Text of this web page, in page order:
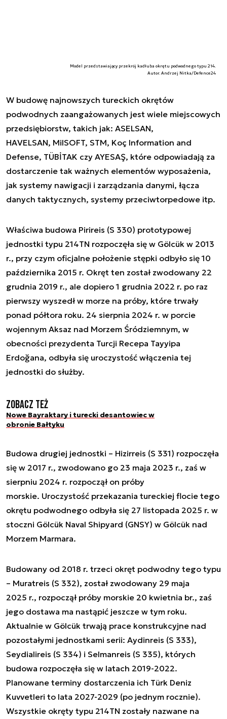
Model przedstawiający przekrój kadłuba okrętu podwodnego typu 214.
Autor. Andrzej Nitka/Defence24
W budowę najnowszych tureckich okrętów
podwodnych zaangażowanych jest wiele miejscowych
przedsiębiorstw, takich jak: ASELSAN,
HAVELSAN, MilSOFT, STM, Koç Information and
Defense, TÜBİTAK czy AYESAŞ, które odpowiadają za
dostarczenie tak ważnych elementów wyposażenia,
jak systemy nawigacji i zarządzania danymi, łącza
danych taktycznych, systemy przeciwtorpedowe itp.
Właściwa budowa Pirireis (S 330) prototypowej
jednostki typu 214TN rozpoczęła się w Gölcük w 2013
r., przy czym oficjalne położenie stępki odbyło się 10
października 2015 r. Okręt ten został zwodowany 22
grudnia 2019 r., ale dopiero 1 grudnia 2022 r. po raz
pierwszy wyszedł w morze na próby, które trwały
ponad półtora roku. 24 sierpnia 2024 r. w porcie
wojennym Aksaz nad Morzem Śródziemnym, w
obecności prezydenta Turcji Recepa Tayyipa
Erdoğana, odbyła się uroczystość włączenia tej
jednostki do służby.
Zobacz też
Nowe Bayraktary i turecki desantowiec w
obronie Bałtyku
Budowa drugiej jednostki – Hizirreis (S 331) rozpoczęła
się w 2017 r., zwodowano go 23 maja 2023 r., zaś w
sierpniu 2024 r. rozpoczął on próby
morskie. Uroczystość przekazania tureckiej flocie tego
okrętu podwodnego odbyła się 27 listopada 2025 r. w
stoczni Gölcük Naval Shipyard (GNSY) w Gölcük nad
Morzem Marmara.
Budowany od 2018 r. trzeci okręt podwodny tego typu
– Muratreis (S 332), został zwodowany 29 maja
2025 r., rozpoczął próby morskie 20 kwietnia br., zaś
jego dostawa ma nastąpić jeszcze w tym roku.
Aktualnie w Gölcük trwają prace konstrukcyjne nad
pozostałymi jednostkami serii: Aydinreis (S 333),
Seydialireis (S 334) i Selmanreis (S 335), których
budowa rozpoczęła się w latach 2019-2022.
Planowane terminy dostarczenia ich Türk Deniz
Kuvvetleri to lata 2027-2029 (po jednym rocznie).
Wszystkie okręty typu 214TN zostały nazwane na